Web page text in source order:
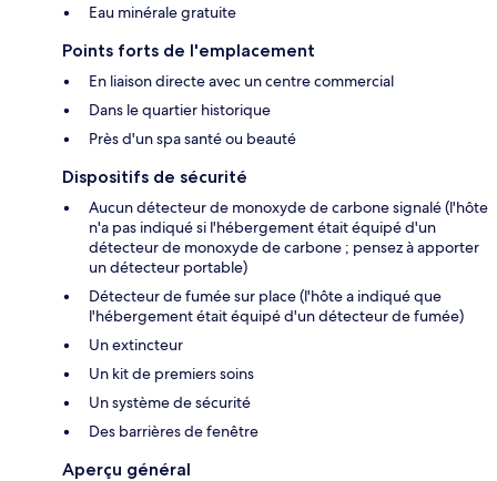
Eau minérale gratuite
Points forts de l'emplacement
En liaison directe avec un centre commercial
Dans le quartier historique
Près d'un spa santé ou beauté
Dispositifs de sécurité
Aucun détecteur de monoxyde de carbone signalé (l'hôte
n'a pas indiqué si l'hébergement était équipé d'un
détecteur de monoxyde de carbone ; pensez à apporter
un détecteur portable)
Détecteur de fumée sur place (l'hôte a indiqué que
l'hébergement était équipé d'un détecteur de fumée)
Un extincteur
Un kit de premiers soins
Un système de sécurité
Des barrières de fenêtre
Aperçu général